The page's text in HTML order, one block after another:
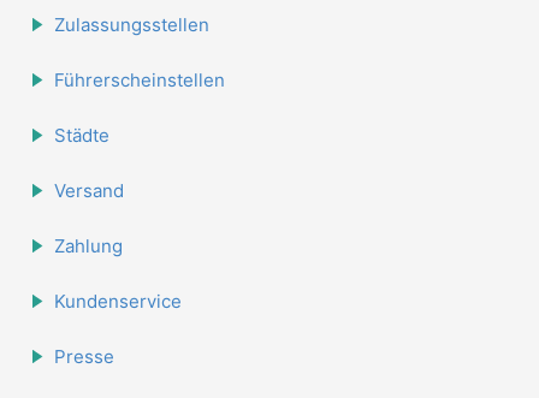
Zulassungsstellen
Führerscheinstellen
Städte
Versand
Zahlung
Kundenservice
Presse